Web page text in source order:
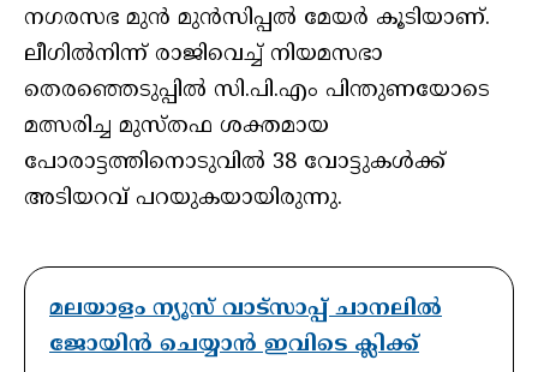
നഗരസഭ മുൻ മുൻസിപ്പൽ മേയർ കൂടിയാണ്.
ലീഗിൽനിന്ന് രാജിവെച്ച് നിയമസഭാ
തെരഞ്ഞെടുപ്പിൽ സി.പി.എം പിന്തുണയോടെ
മത്സരിച്ച മുസ്തഫ ശക്തമായ
പോരാട്ടത്തിനൊടുവിൽ 38 വോട്ടുകൾക്ക്
അടിയറവ് പറയുകയായിരുന്നു.
മലയാളം ന്യൂസ് വാട്സാപ്പ് ചാനലിൽ
ജോയിൻ ചെയ്യാൻ ഇവിടെ ക്ലിക്ക്